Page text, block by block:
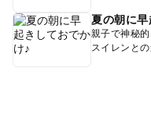
夏の朝に早
親子で神秘
スイレンと